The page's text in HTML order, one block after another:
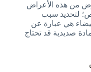
من هذه الأعراض
لتحديد سبب
هي عبارة عن
صديدية قد تحتاج